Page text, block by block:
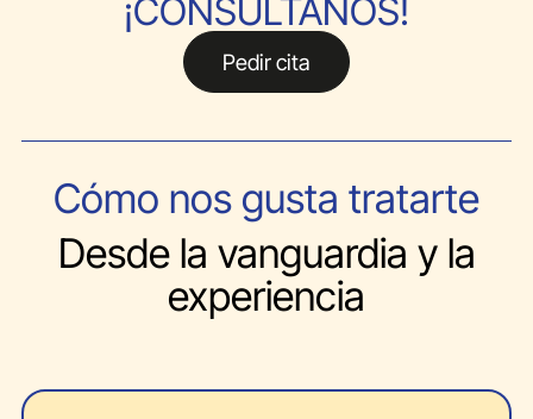
¡CONSÚLTANOS!
Pedir cita
Cómo nos gusta tratarte
Desde la vanguardia y la
experiencia